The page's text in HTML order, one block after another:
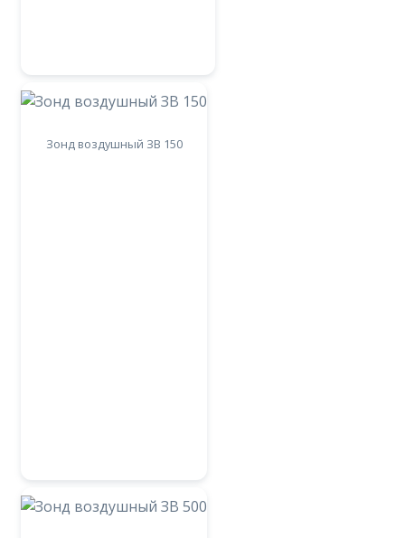
Зонд воздушный ЗВ 150